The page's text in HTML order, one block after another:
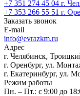
+7 351 274 45 04 г.
+7 353 266 55 51 г.
Заказать звонок
E-mail
info@evrazkm.ru
Адрес
г. Челябинск,
г. Оренбург, ул.
г. Екатеринбург, ул.
Режим работы
Пн. – Пт.: с 9:00 до